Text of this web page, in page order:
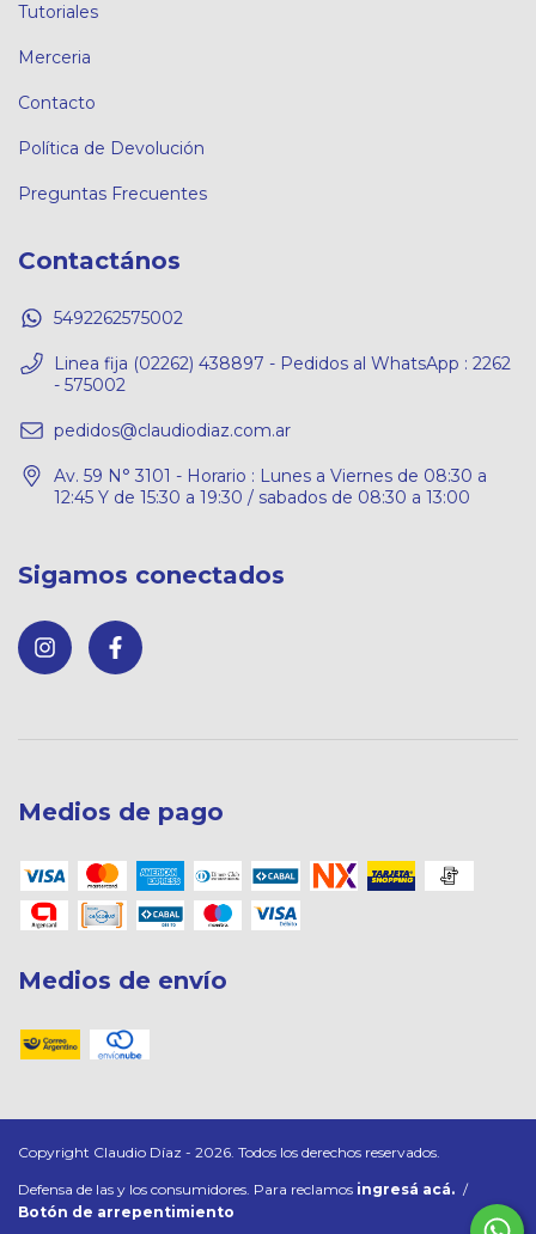
Tutoriales
Merceria
Contacto
Política de Devolución
Preguntas Frecuentes
Contactános
5492262575002
Linea fija (02262) 438897 - Pedidos al WhatsApp : 2262
- 575002
pedidos@claudiodiaz.com.ar
Av. 59 N° 3101 - Horario : Lunes a Viernes de 08:30 a
12:45 Y de 15:30 a 19:30 / sabados de 08:30 a 13:00
Sigamos conectados
Medios de pago
Medios de envío
Copyright Claudio Díaz - 2026. Todos los derechos reservados.
Defensa de las y los consumidores. Para reclamos ingresá acá. /
Botón de arrepentimiento